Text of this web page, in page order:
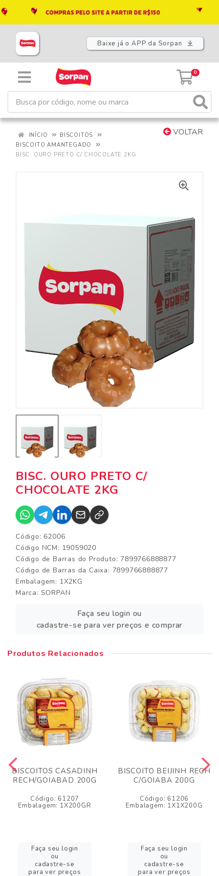
Baixe já o APP da Sorpan
0
VOLTAR
INÍCIO
BISCOITOS
BISCOITO AMANTEGADO
BISC. OURO PRETO C/ CHOCOLATE 2KG
BISC. OURO PRETO C/
CHOCOLATE 2KG
Código: 62006
Código NCM: 19059020
Código de Barras do Produto: 7899766888877
Código de Barras da Caixa: 7899766888877
Embalagem: 1X2KG
Marca: SORPAN
Faça seu login ou
cadastre-se para ver preços e comprar
Produtos Relacionados
BISCOITOS CASADINH
RECH/GOIABAD 200G
Código: 61207
Embalagem: 1X200GR
Faça seu login
ou
cadastre-se
para ver preços
BISCOITO BEIJINH RECH
C/GOIABA 200G
Código: 61206
Embalagem: 1X1X200G
Faça seu login
ou
cadastre-se
para ver preços